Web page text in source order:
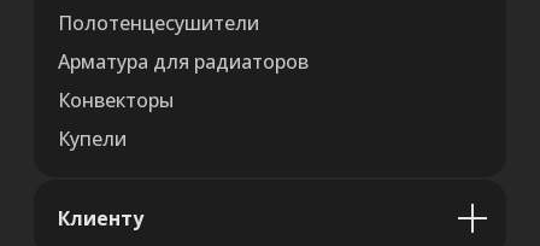
Полотенцесушители
Арматура для радиаторов
Конвекторы
Купели
Клиенту